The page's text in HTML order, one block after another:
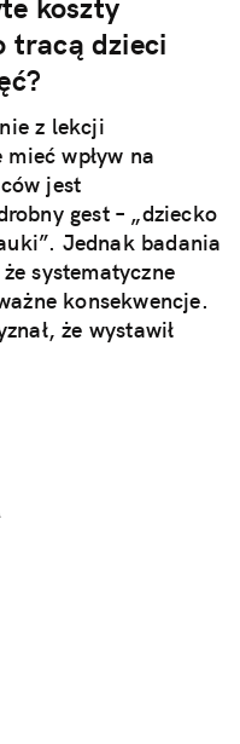
koszty
tracą dzieci
z lekcji
wpływ na
jest
gest – „dziecko
Jednak badania
systematyczne
konsekwencje.
że wystawił
decyzja w
szansę
odporności, a
życiu.